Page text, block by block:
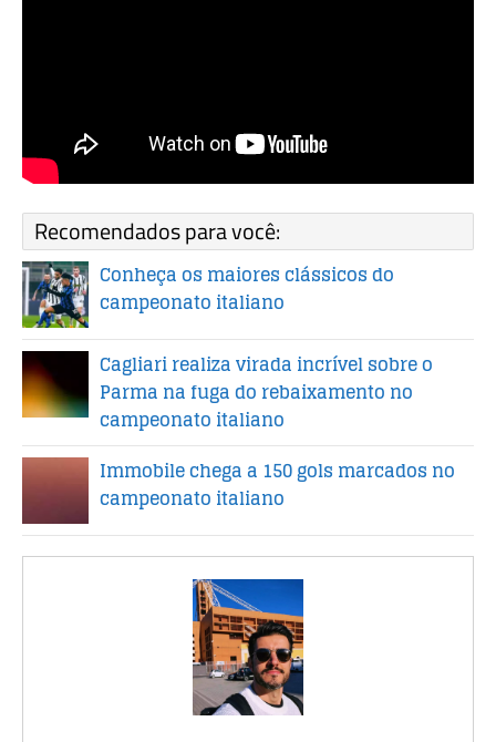
Recomendados para você:
Conheça os maiores clássicos do
campeonato italiano
Cagliari realiza virada incrível sobre o
Parma na fuga do rebaixamento no
campeonato italiano
Immobile chega a 150 gols marcados no
campeonato italiano